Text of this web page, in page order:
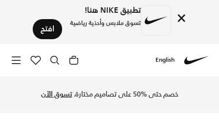
× تطبيق NIKE هنا!
تسوق ملابس وأحذية رياضية افتح
English
خصم حتى %50 على تصاميم مختارة. تسوق الآن